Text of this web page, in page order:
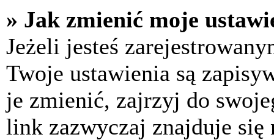
» Jak zmienić moje
Jeżeli jesteś
Twoje ustawienia są
je zmienić, zajrzyj do
link zazwyczaj znajduje się